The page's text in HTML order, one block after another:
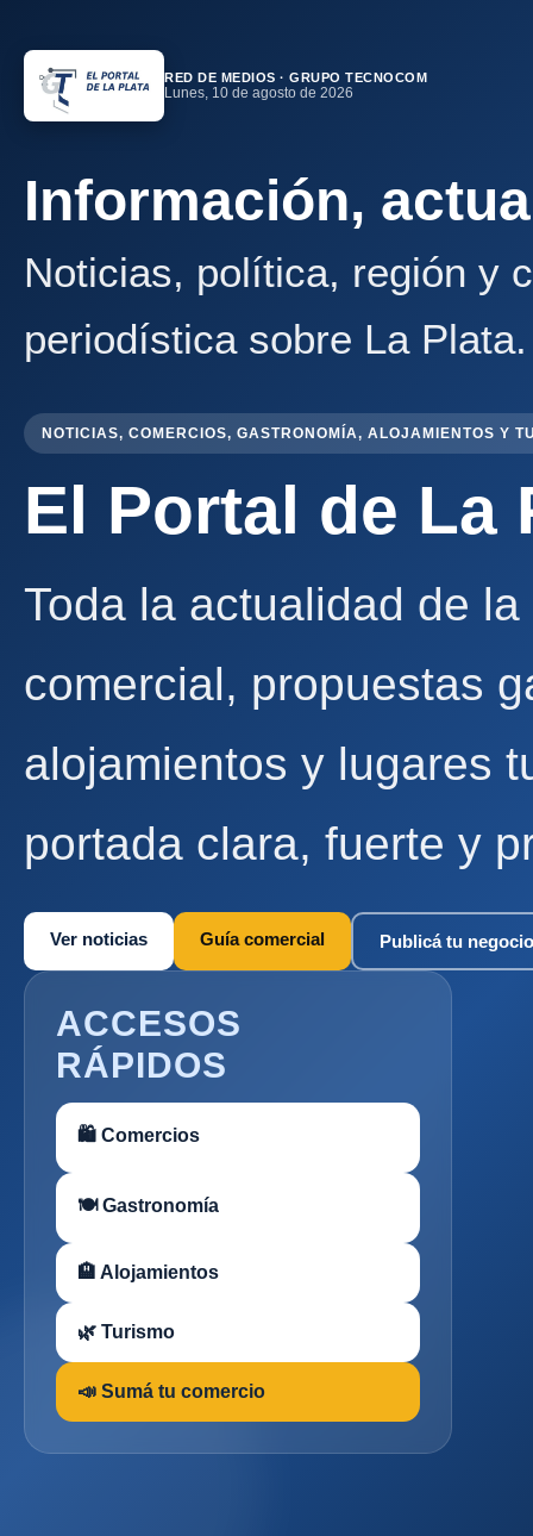
RED DE MEDIOS · GRUPO TECNOCOM
Lunes, 10 de agosto de 2026
Información,
Noticias, política, región y
periodística sobre La Plata.
NOTICIAS, COMERCIOS, GASTRONOMÍA, ALOJAMIENTOS Y
El Portal de La
Toda la actualidad de
comercial, propuestas
alojamientos y lugares
portada clara, fuerte y
Ver noticias Guía comercial Publicá tu negocio
ACCESOS
RÁPIDOS
🛍 Comercios
🍽 Gastronomía
🏨 Alojamientos
🌿 Turismo
📣 Sumá tu comercio